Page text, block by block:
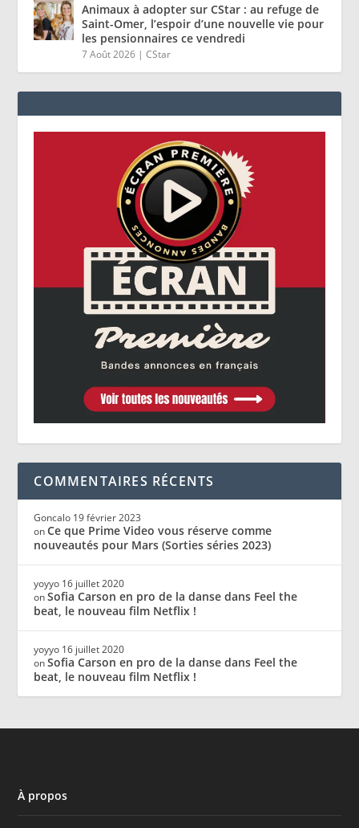
Animaux à adopter sur CStar : au refuge de
Saint-Omer, l’espoir d’une nouvelle vie pour
les pensionnaires ce vendredi
7 Août 2026 |CStar
COMMENTAIRES RÉCENTS
Goncalo 19 février 2023
onCe que Prime Video vous réserve comme
nouveautés pour Mars (Sorties séries 2023)
yoyyo 16 juillet 2020
onSofia Carson en pro de la danse dans Feel the
beat, le nouveau film Netflix !
yoyyo 16 juillet 2020
onSofia Carson en pro de la danse dans Feel the
beat, le nouveau film Netflix !
À propos